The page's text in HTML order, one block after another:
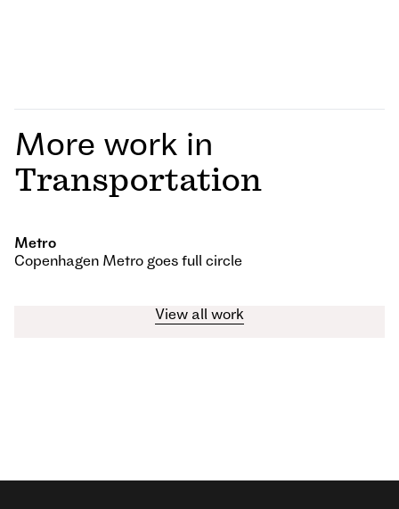
More work in
Transportation
Metro
Copenhagen Metro goes full circle
View all work